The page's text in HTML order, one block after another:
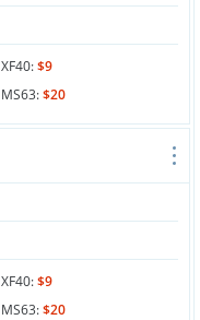
XF40:$9
MS63:$20
XF40:$9
MS63:$20